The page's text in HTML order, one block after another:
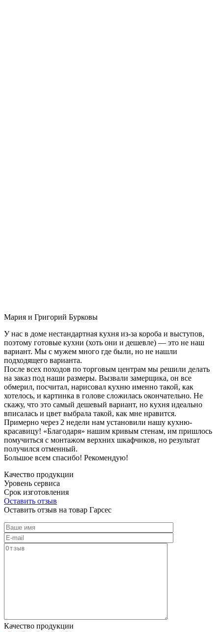
Мария и Григорий Бурковы
У нас в доме нестандартная кухня из-за короба и выступов,
поэтому готовые кухни (хоть они и дешевле) — это не наш
вариант. Мы с мужем много где были, но не нашли
подходящего варианта.
После всех походов по торговым центрам мы решили делать
на заказ под наши размеры. Вызвали замерщика, он все
обмерил, посчитал, нарисовал кухню именно такой, как
хотелось, и картинка в голове сложилась окончательно. Не
скажу, что это самый дешевый вариант, но кухня идеально
вписалась и цвет выбрала такой, как мне нравится.
Примерно через 2 недели нам установили нашу кухню-
красавицу! «Благодаря» нашим кривым стенам, им пришлось
помучиться с монтажом верхних шкафчиков, но результат
получился отменный.
Большое всем спасибо! Рекомендую!
Качество продукции
Уровень сервиса
Срок изготовления
Оставить отзыв
Оставить отзыв на товар Гарсес
Качество продукции